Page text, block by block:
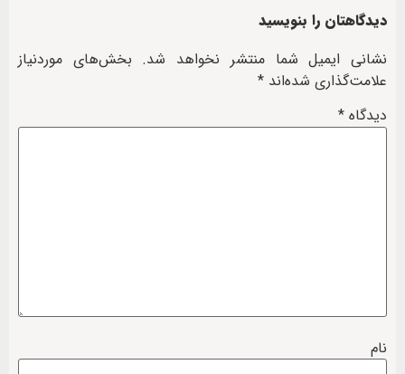
دیدگاهتان را بنویسید
نشانی ایمیل شما منتشر نخواهد شد. بخش‌های موردنیاز
علامت‌گذاری شده‌اند *
دیدگاه *
نام